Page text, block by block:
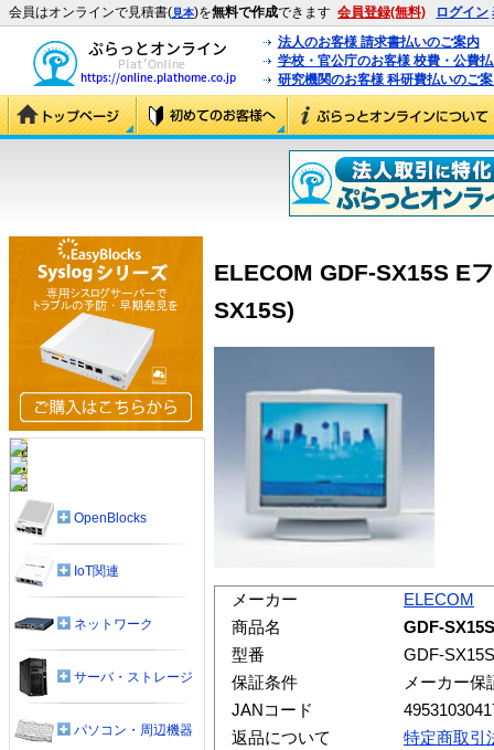
会員はオンラインで見積書(見本)を無料で作成できます 会員登録(無料) ログイン
法人のお客様 請求書払いのご案内
学校・官公庁のお客様 校費・公費
研究機関のお客様 科研費払いのご
ELECOM GDF-SX15S E
SX15S)
メーカー
ELECOM
商品名
GDF-
型番
GDF-SX15S
保証条件
メーカー保
JANコード
返品について
特定商取引
OpenBlocks
IoT関連
ネットワーク
サーバ・ストレージ
パソコン・周辺機器